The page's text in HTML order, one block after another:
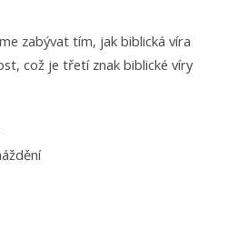
zabývat tím, jak biblická víra
což je třetí znak biblické víry